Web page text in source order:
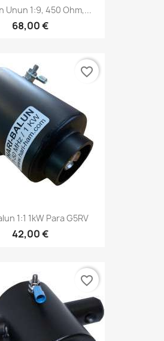
Unun 1:9, 450 Ohm,...
68,00 €
1:1 1kW Para G5RV
42,00 €
favorite_border
favorite_border